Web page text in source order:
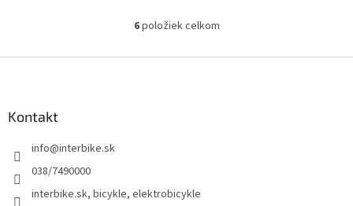
O
l
v
6položiek celkom
Kontakt
info@interbike.sk
038/7490000
interbike.sk, bicykle, elektrobicykle